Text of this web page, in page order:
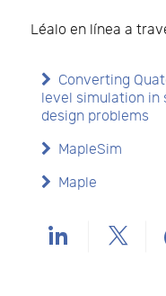
Léalo en línea a
Converting
level simulation
design problems
MapleSim
Maple